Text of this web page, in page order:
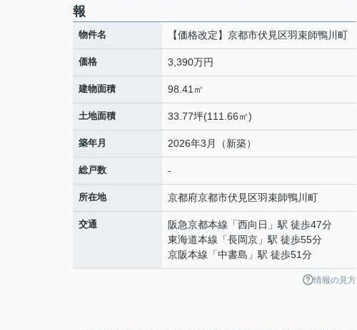
報
物件名 【価格改定】京都市伏見区羽束師鴨川町
価格 3,390万円
建物面積 98.41㎡
土地面積 33.77坪(111.66㎡)
築年月 2026年3月（新築）
総戸数 -
所在地 京都府京都市伏見区羽束師鴨川町
交通 阪急京都本線 「西向日 」駅 徒歩47分
東海道本線 「長岡京 」駅 徒歩55分
京阪本線 「中書島 」駅 徒歩51分
情報の見方